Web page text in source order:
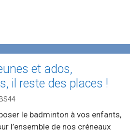
et ados,
il reste des places !
BS44
le badminton à vos enfants,
l’ensemble de nos créneaux